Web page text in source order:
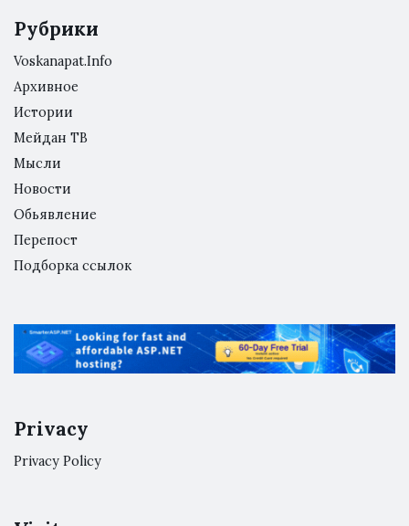
Рубрики
Voskanapat.Info
Архивное
Истории
Мейдан ТВ
Мысли
Новости
Обьявление
Перепост
Подборка ссылок
Privacy
Privacy Policy